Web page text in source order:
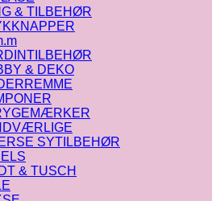
& TILBEHØR
& DEKO
SYTILBEHØR
& TUSCH